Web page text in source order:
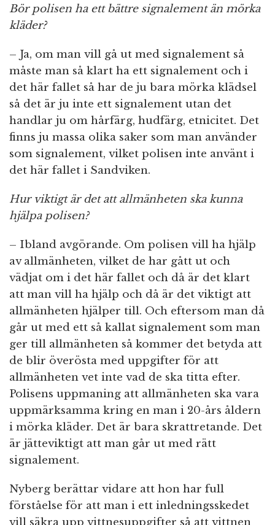
Bör polisen ha ett bättre signalement än mörka
kläder?
– Ja, om man vill gå ut med signalement så
måste man så klart ha ett signalement och i
det här fallet så har de ju bara mörka klädsel
så det är ju inte ett signalement utan det
handlar ju om hårfärg, hudfärg, etnicitet. Det
finns ju massa olika saker som man använder
som signalement, vilket polisen inte använt i
det här fallet i Sandviken.
Hur viktigt är det att allmänheten ska kunna
hjälpa polisen?
– Ibland avgörande. Om polisen vill ha hjälp
av allmänheten, vilket de har gått ut och
vädjat om i det här fallet och då är det klart
att man vill ha hjälp och då är det viktigt att
allmänheten hjälper till. Och eftersom man då
går ut med ett så kallat signalement som man
ger till allmänheten så kommer det betyda att
de blir överösta med uppgifter för att
allmänheten vet inte vad de ska titta efter.
Polisens uppmaning att allmänheten ska vara
uppmärksamma kring en man i 20-års åldern
i mörka kläder. Det är bara skrattretande. Det
är jätteviktigt att man går ut med rätt
signalement.
Nyberg berättar vidare att hon har full
förståelse för att man i ett inledningsskedet
vill säkra upp vittnesuppgifter så att vittnen